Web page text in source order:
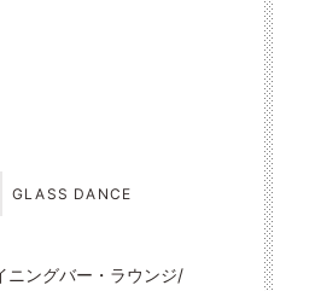
GLASS DANCE
ニングバー・ラウンジ